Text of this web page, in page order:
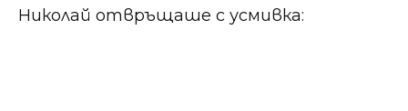
Николай отвръщаше с усмивка: